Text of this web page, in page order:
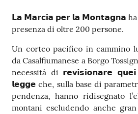
Contenuto
𝗟𝗮 𝗠𝗮𝗿𝗰𝗶𝗮 𝗽𝗲𝗿 𝗹𝗮 𝗠𝗼𝗻𝘁𝗮𝗴𝗻𝗮 ha
presenza di oltre 200 persone.
Un corteo pacifico in cammino
da Casalfiumanese a Borgo
necessità di 𝗿𝗲𝘃𝗶𝘀𝗶𝗼𝗻𝗮𝗿𝗲 𝗾𝘂𝗲𝗶
𝗹𝗲𝗴𝗴𝗲 che, sulla base di
pendenza, hanno ridisegnato
montani escludendo anche